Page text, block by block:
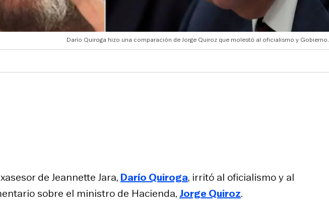
Darío Quiroga hizo una comparación de Jorge Quiroz que molestó al oficialismo y Gobierno.
de Jeannette Jara, Darío Quiroga, irritó al oficialismo y al
sobre el ministro de Hacienda, Jorge Quiroz.